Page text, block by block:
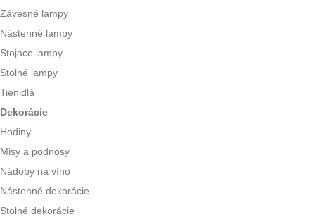
Závesné lampy
Nástenné lampy
Stojace lampy
Stolné lampy
Tienidlá
Dekorácie
Hodiny
Misy a podnosy
Nádoby na víno
Nástenné dekorácie
Stolné dekorácie